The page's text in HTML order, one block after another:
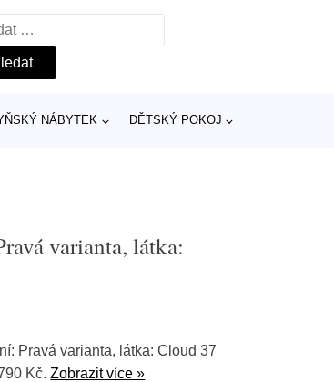
NÁBYTEK DĚTSKÝ POKOJ
varianta, látka:
Pravá varianta, látka: Cloud 37
Kč.Zobrazit více »